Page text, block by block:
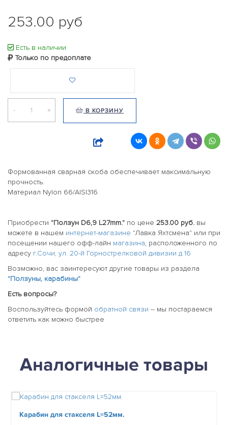
253.00 руб
Есть в наличии
Только по предоплате
- + В КОРЗИНУ
Формованная сварная скоба обеспечивает максимальную
прочность.
Материал Nylon 66/AISI316
Приобрести "Ползун D6,9 L27mm." по цене 253.00 руб. вы
можете в нашем интернет-магазине "Лавка Яхтсмена" или при
посещении нашего офф-лайн магазина, расположенного по
адресу г.Сочи, ул. 20-й Горнострелковой дивизии д 16
Возможно, вас заинтересуют другие товары из раздела
"Ползуны, карабины"
Есть вопросы?
Воспользуйтесь формой обратной связи -- мы постараемся
ответить как можно быстрее
Аналогичные товары
Карабин для стакселя L=52мм.